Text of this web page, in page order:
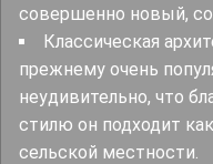
совершенно новый,
Классическая
прежнему очень
неудивительно, что
стилю он подходит
сельской местности.